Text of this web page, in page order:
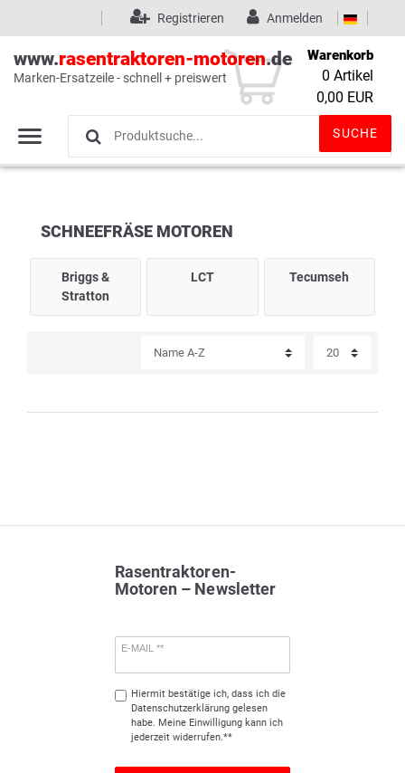
Wunschliste (0)
Anmelden
Registrieren
www.rasentraktoren-motoren.de
Marken-Ersatzeile - schnell + preiswert
SUCHE
Warenkorb
0 Artikel
0,00 EUR
SCHNEEFRÄSE MOTOREN
Briggs &
Stratton
LCT Tecumseh
Rasentraktoren-
Motoren – Newsletter
E-MAIL **
Hiermit bestätige ich, dass ich die
Daten­schutz­erklärunggelesen
habe. Meine Einwilligung kann ich
jederzeit widerrufen.**